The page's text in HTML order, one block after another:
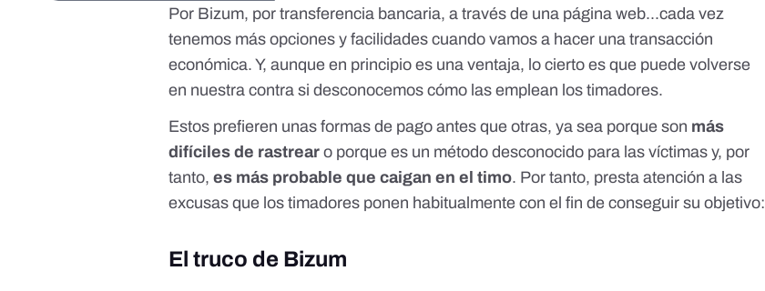
Por Bizum, por transferencia bancaria, a través de una página web...cada vez
tenemos más opciones y facilidades cuando vamos a hacer una transacción
económica. Y, aunque en principio es una ventaja, lo cierto es que puede volverse
en nuestra contra si desconocemos cómo las emplean los timadores.
Estos prefieren unas formas de pago antes que otras, ya sea porque son más
difíciles de rastrearo porque es un método desconocido para las víctimas y, por
tanto,es más probable que caigan en el timo. Por tanto, presta atención a las
excusas que los timadores ponen habitualmente con el fin de conseguir su objetivo:
El truco de Bizum